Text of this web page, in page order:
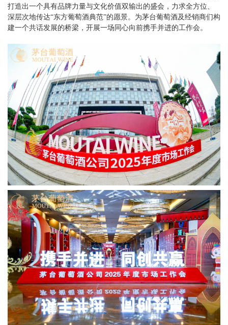
打造出一个具有品牌力量与文化价值双输出的盛会，力求全方位、
深层次地传达“东方葡萄酒典范”的愿景。为茅台葡萄酒及经销商们构
建一个共话发展的桥梁，开展一场同心向前携手并进的工作会。